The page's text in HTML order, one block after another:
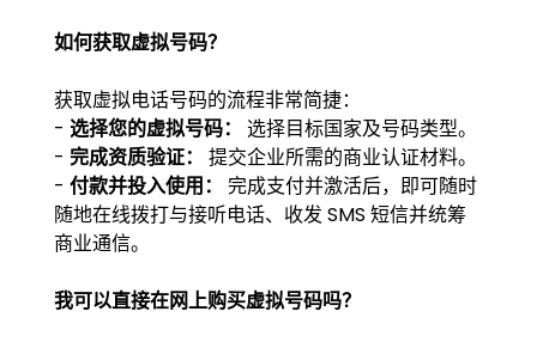
如何获取虚拟号码？
获取虚拟电话号码的流程非常简捷：
- 选择您的虚拟号码：
选择目标国家及号码类型。
- 完成资质验证：
提交企业所需的商业认证材料。
- 付款并投入使用：
完成支付并激活后，即可随时
随地在线拨打与接听电话、收发 SMS 短信并统筹
商业通信。
我可以直接在网上购买虚拟号码吗？